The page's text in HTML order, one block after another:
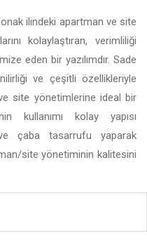
ilindeki apartman ve site
kolaylaştıran, verimliliği
eden bir yazılımdır. Sade
ve çeşitli özellikleriyle
site yönetimlerine ideal bir
kullanımı kolay yapısı
çaba tasarrufu yaparak
site yönetiminin kalitesini